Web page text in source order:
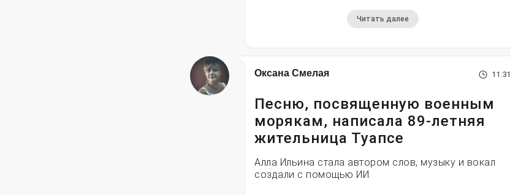
Читать далее
Оксана Смелая 11:31
Песню, посвященную военным
морякам, написала 89-летняя
жительница Туапсе
Алла Ильина стала автором слов, музыку и вокал
создали с помощью ИИ